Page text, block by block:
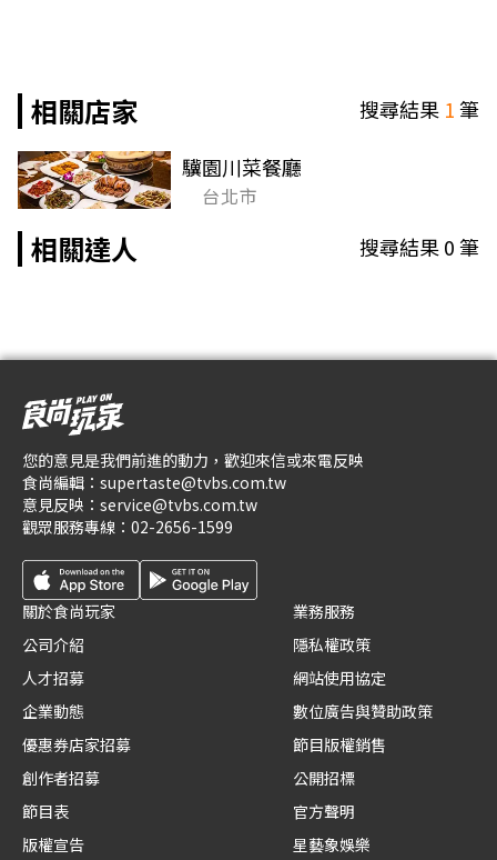
相關店家 搜尋結果 1筆
驥園川菜餐廳
台北市
相關達人 搜尋結果0筆
您的意見是我們前進的動力，歡迎來信或來電反映
食尚編輯： supertaste@tvbs.com.tw
意見反映： service@tvbs.com.tw
觀眾服務專線： 02-2656-1599
關於食尚玩家
公司介紹
人才招募
企業動態
優惠券店家招募
創作者招募
節目表
版權宣告
業務服務
隱私權政策
網站使用協定
數位廣告與贊助政策
節目版權銷售
公開招標
官方聲明
星藝象娛樂